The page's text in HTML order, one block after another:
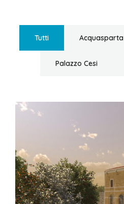
Tutti Acquasparta
Palazzo Cesi